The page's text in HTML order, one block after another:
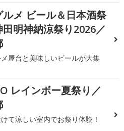
ルメ ビール＆日本酒祭
田明神納涼祭り2026／
屋台と美味しいビールが大集
レインボー夏祭り／
て涼しい室内でお祭り体験！